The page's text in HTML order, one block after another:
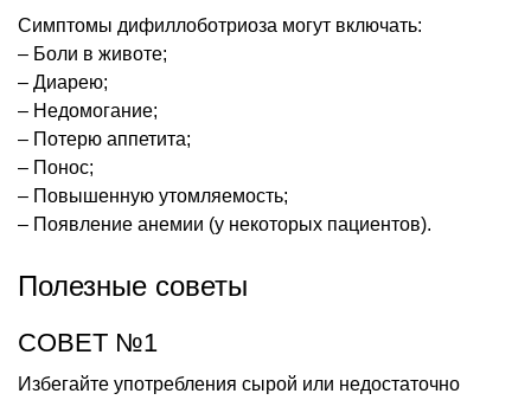
Симптомы дифиллоботриоза могут включать:
– Боли в животе;
– Диарею;
– Недомогание;
– Потерю аппетита;
– Понос;
– Повышенную утомляемость;
– Появление анемии (у некоторых пациентов).
Полезные советы
СОВЕТ №1
Избегайте употребления сырой или недостаточно